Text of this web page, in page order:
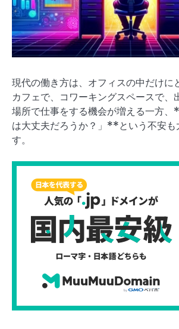
現代の働き方は、オフィスの中だけに
カフェで、コワーキングスペースで、
場所で仕事をする機会が増える一方
は大丈夫だろうか？」**という不安も
す。